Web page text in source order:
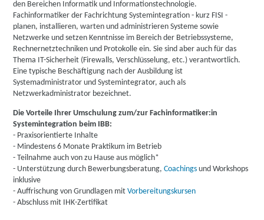
den Bereichen Informatik und Informationstechnologie.
Fachinformatiker der Fachrichtung Systemintegration - kurz FISI -
planen, installieren, warten und administrieren Systeme sowie
Netzwerke und setzen Kenntnisse im Bereich der Betriebssysteme,
Rechnernetztechniken und Protokolle ein. Sie sind aber auch für das
Thema IT-Sicherheit (Firewalls, Verschlüsselung, etc.) verantwortlich.
Eine typische Beschäftigung nach der Ausbildung ist
Systemadministrator und Systemintegrator, auch als
Netzwerkadministrator bezeichnet.
Die Vorteile Ihrer Umschulung zum/zur Fachinformatiker:in
Systemintegration beim IBB:
- Praxisorientierte Inhalte
- Mindestens 6 Monate Praktikum im Betrieb
- Teilnahme auch von zu Hause aus möglich*
- Unterstützung durch Bewerbungsberatung, Coachingsund Workshops
inklusive
- Auffrischung von Grundlagen mitVorbereitungskursen
- Abschluss mit IHK-Zertifikat